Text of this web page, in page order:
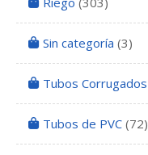
Sin categoría (3)
Tubos Corrugados
Tubos de PVC (72)